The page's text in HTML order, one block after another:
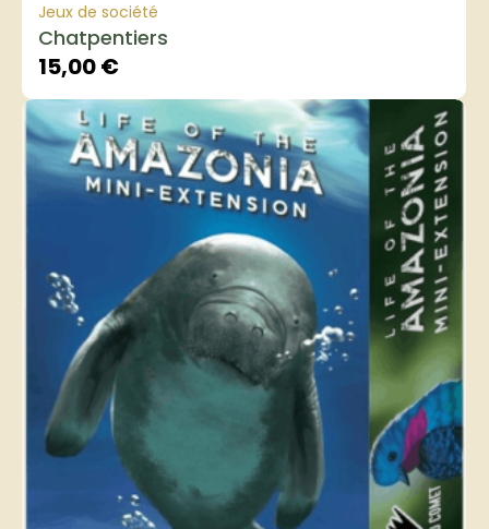
Jeux de société
Chatpentiers
15,00€